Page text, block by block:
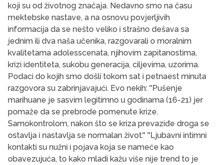
koji su od životnog značaja. Nedavno smo na času
mektebske nastave, a na osnovu povjerljivih
informacija da se nešto veliko i strašno dešava sa
jednim ili dva naša učenika, razgovarali o moralnim
kvalitetama adolesscenata, njihovim zapitanostima,
krizi identiteta, sukobu generacija, ciljevima, uzorima.
Podaci do kojih smo došli tokom sat i petnaest minuta
razgovora su zabrinjavajući. Evo nekih: ''Pušenje
marihuane je sasvim legitimno u godinama (16-21) jer
pomaže da se prebrode pomenute krize.
Samokontrolom, nakon što se kriza prevaziđe droga se
ostavlja i nastavlja se normalan život.'' ''Ljubavni intimni
kontakti su nužni i pojava koja se nameće kao
obavezujuća, to kako mladi kažu više nije trend to je